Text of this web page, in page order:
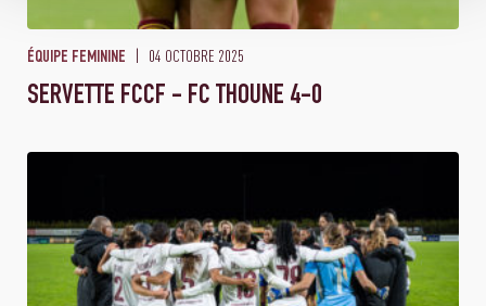
ÉQUIPE FEMININE 04 OCTOBRE 2025
SERVETTE FCCF - FC THOUNE 4-0